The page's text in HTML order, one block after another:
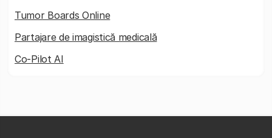
Tumor Boards Online
Partajare de imagistică medicală
Co-Pilot AI